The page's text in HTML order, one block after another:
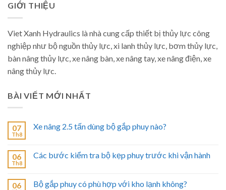
GIỚI THIỆU
Viet Xanh Hydraulics là nhà cung cấp thiết bị thủy lực công
nghiệp như bộ nguồn thủy lực, xi lanh thủy lực, bơm thủy lực,
bàn nâng thủy lực, xe nâng bàn, xe nâng tay, xe nâng điện, xe
nâng thủy lực.
BÀI VIẾT MỚI NHẤT
07
Th8
Xe nâng 2.5 tấn dùng bộ gắp phuy nào?
06
Th8
Các bước kiểm tra bộ kẹp phuy trước khi vận hành
06 Bộ gắp phuy có phù hợp với kho lạnh không?